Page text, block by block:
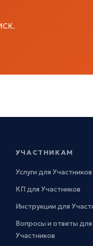
УЧАСТНИКАМ
Услуги для Участников
КП для Участников
Инструкции для
Вопросы и ответы для
Участников